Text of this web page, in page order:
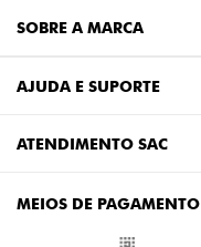
SOBRE A MARCA
AJUDA E SUPORTE
ATENDIMENTO SAC
MEIOS DE PAGAMENTO